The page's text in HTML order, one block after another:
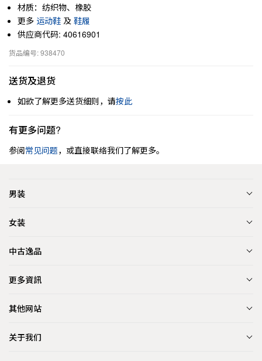
材质：纺织物、橡胶
更多 运动鞋 及 鞋履
供应商代码: 40616901
货品编号: 938470
送货及退货
如欲了解更多送货细则，请按此
有更多问题?
参阅常见问题，或直接联络我们了解更多。
男装
女装
中古逸品
更多資訊
其他网站
关于我们